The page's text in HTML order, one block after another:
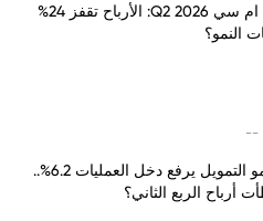
نتائج اس ام سي Q2 2026: الأرباح تقفز 24%
النمو؟
--
الإنماء: نمو التمويل يرفع دخل العمليات 6.2%..
أرباح الربع الثاني؟